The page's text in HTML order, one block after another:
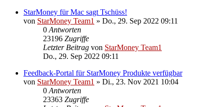
StarMoney für Mac sagt Tschüss!
von StarMoney Team1 » Do., 29. Sep 2022 09:11
0 Antworten
23196 Zugriffe
Letzter Beitrag von StarMoney Team1
Do., 29. Sep 2022 09:11
Feedback-Portal für StarMoney Produkte verfügbar
von StarMoney Team1 » Di., 23. Nov 2021 10:04
0 Antworten
23363 Zugriffe